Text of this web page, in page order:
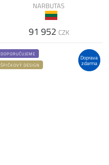
NARBUTAS
91 952 CZK
Doprava
zdarma
DOPORUČUJEME
ŠPIČKOVÝ DESIGN